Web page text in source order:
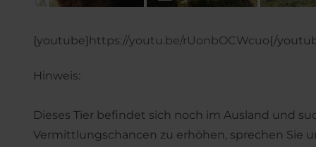
{youtube}https://youtu.be/rUonbOCWcuo{/
Hinweis:
Dieses Tier befindet sich noch im Ausland und
Vermittlungschancen zu erhöhen, sprechen Sie